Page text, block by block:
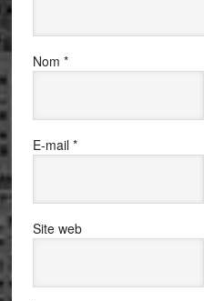
Nom *
E-mail *
Site web